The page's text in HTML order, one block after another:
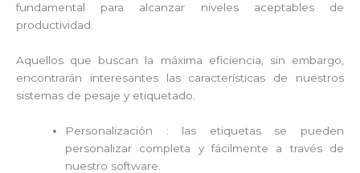
fundamental para alcanzar niveles aceptables de
productividad.
Aquellos que buscan la máxima eficiencia, sin embargo,
encontrarán interesantes las características de nuestros
sistemas de pesaje y etiquetado.
Personalización : las etiquetas se pueden
personalizar completa y fácilmente a través de
nuestro software.